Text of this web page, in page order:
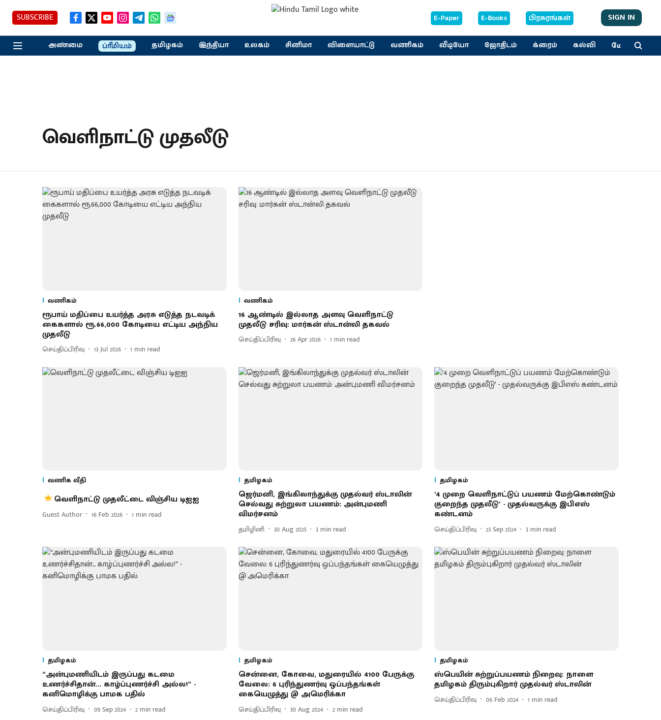
SUBSCRIBE E-Paper E-Books பிரசுரங்கள் SIGN IN
அண்மை ப்ரீமியம் தமிழகம் இந்தியா உலகம் சினிமா விளையாட்டு வணிகம் வீடியோ ஜோதிடம் க்ரைம் கல்வி மேலும்
வெளிநாட்டு முதலீடு
வணிகம்
ரூ​பாய் மதிப்பை உயர்த்த அரசு எடுத்த நடவடிக்​
கைகளால் ரூ.66,000 கோடியை எட்​டிய அந்நிய
முதலீடு
செய்திப்பிரிவு 13 Jul 2026 1 min read
வணிகம்
16 ஆண்டில் இல்லாத அளவு வெளிநாட்டு
முதலீடு சரிவு: மார்கன் ஸ்டான்லி தகவல்
செய்திப்பிரிவு 26 Apr 2026 1 min read
வணிக வீதி
வெளிநாட்டு முதலீட்டை விஞ்சிய டிஐஐ
Guest Author 16 Feb 2026 1 min read
தமிழகம்
ஜெர்மனி, இங்கிலாந்துக்கு முதல்வர் ஸ்டாலின்
செல்வது சுற்றுலா பயணம்: அன்புமணி
விமர்சனம்
தமிழினி 30 Aug 2025 3 min read
தமிழகம்
‘4 முறை வெளிநாட்டுப் பயணம் மேற்கொண்டும்
குறைந்த முதலீடு’ - முதல்வருக்கு இபிஎஸ்
கண்டனம்
செய்திப்பிரிவு 23 Sep 2024 3 min read
தமிழகம்
“அன்புமணியிடம் இருப்பது கடமை
உணர்ச்சிதான்... காழ்ப்புணர்ச்சி அல்ல!” -
கனிமொழிக்கு பாமக பதில்
செய்திப்பிரிவு 09 Sep 2024 2 min read
தமிழகம்
சென்னை, கோவை, மதுரையில் 4100 பேருக்கு
வேலை: 6 புரிந்துணர்வு ஒப்பந்தங்கள்
கையெழுத்து @ அமெரிக்கா
செய்திப்பிரிவு 30 Aug 2024 2 min read
தமிழகம்
ஸ்பெயின் சுற்றுப்பயணம் நிறைவு: நாளை
தமிழகம் திரும்புகிறார் முதல்வர் ஸ்டாலின்
செய்திப்பிரிவு 06 Feb 2024 1 min read